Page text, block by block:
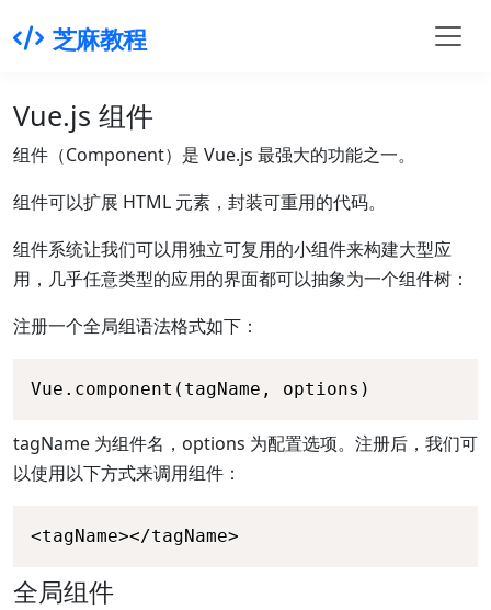
芝麻教程
Vue.js 组件
组件（Component）是 Vue.js 最强大的功能之一。
组件可以扩展 HTML 元素，封装可重用的代码。
组件系统让我们可以用独立可复用的小组件来构建大型应
用，几乎任意类型的应用的界面都可以抽象为一个组件树：
注册一个全局组语法格式如下：
Vue.component(tagName, options)
tagName 为组件名，options 为配置选项。注册后，我们可
以使用以下方式来调用组件：
<tagName></tagName>
全局组件